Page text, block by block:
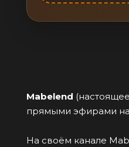
Mabelend
прямыми эфирами
На своём канале